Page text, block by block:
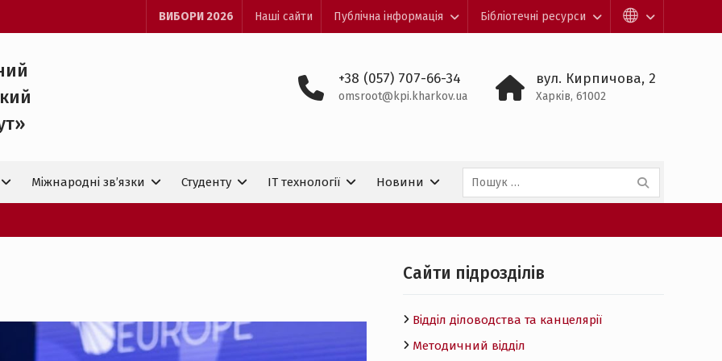
ВИБОРИ 2026 Наші сайти Публічна інформація Бібліотечні ресурси
+38 (057) 707-66-34
omsroot@kpi.kharkov.ua
вул. Кирпичова, 2
Харків, 61002
Міжнародні зв’язки Студенту IT технологiї Новини
Пошук:
Cайти підрозділів
Відділ діловодства та канцелярії
Методичний відділ